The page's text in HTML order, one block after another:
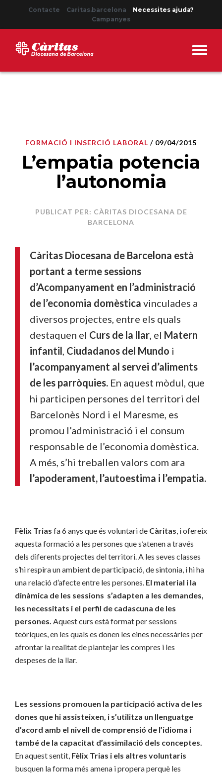
Contacte Caritas.barcelona
Necessites ajuda?
Campanyes
FORMACIÓ I INSERCIÓ LABORAL / 09/04/2015
L’empatia potencia
l’autonomia
PUBLICAT PER: CÀRITAS DIOCESANA DE
BARCELONA
Càritas Diocesana de Barcelona està
portant a terme sessions
d’Acompanyament en l’administració
de l’economia domèstica vinculades a
diversos projectes, entre els quals
destaquen el Curs de la llar, el Matern
infantil, Ciudadanos del Mundo i
l’acompanyament al servei d’aliments
de les parròquies. En aquest mòdul, que
hi participen persones del territori del
Barcelonès Nord i el Maresme, es
promou l’administració i el consum
responsable de l’economia domèstica.
A més, s’hi treballen valors com ara
l’apoderament, l’autoestima i l’empatia.
Fèlix Trias fa 6 anys que és voluntari de Càritas, i ofereix
aquesta formació a les persones que s’atenen a través
dels diferents projectes del territori. A les seves classes
s’hi respira un ambient de participació, de sintonia, i hi ha
una relació d’afecte entre les persones. El material i la
dinàmica de les sessions s’adapten a les demandes,
les necessitats i el perfil de cadascuna de les
persones. Aquest curs està format per sessions
teòriques, en les quals es donen les eines necessàries per
afrontar la realitat de plantejar les compres i les
despeses de la llar.
Les sessions promouen la participació activa de les
dones que hi assisteixen, i s’utilitza un llenguatge
d’acord amb el nivell de comprensió de l’idioma i
també de la capacitat d’assimilació dels conceptes.
En aquest sentit, Fèlix Trias i els altres voluntaris
busquen la forma més amena i propera perquè les